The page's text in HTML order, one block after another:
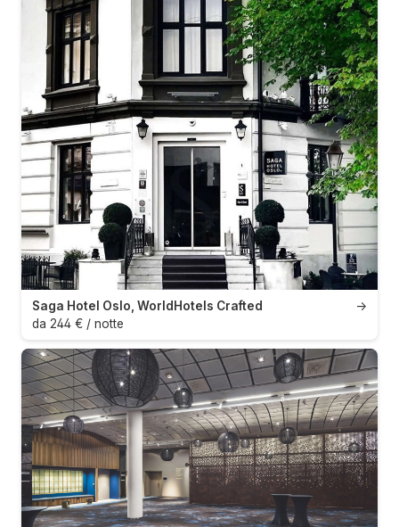
→
Saga Hotel Oslo, WorldHotels Crafted
da 244 € / notte